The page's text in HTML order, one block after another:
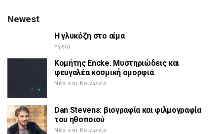
Newest
Η γλυκόζη στο αίμα
Υγεία
Κομήτης Encke. Μυστηριώδεις και
φευγαλέα κοσμική ομορφιά
Νέα και Κοινωνία
Dan Stevens: βιογραφία και φιλμογραφία
του ηθοποιού
Νέα και Κοινωνία